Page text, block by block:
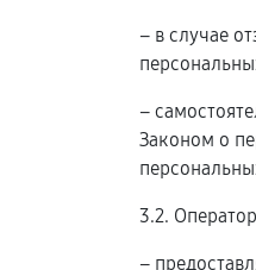
– в случае
–
Законом о
3.2.
–